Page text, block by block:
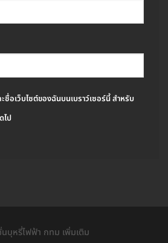
อเว็บไซต์ของฉันบนเบราว์เซอร์นี้ สำหรับ
ไป
นบุหรี่ไฟฟ้า กทม เพิ่มเติม